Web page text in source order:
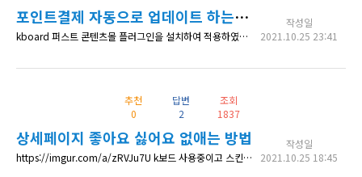
포인트결제 자동으로 업데이트 하는 방법
kboard 퍼스트 콘텐츠몰 플러그인을 설치하여 적용하였습니다. 그런데 구매하기를 통해 결제페이지에 넘어가면 업데이트 버튼이 있던데, 혹시 이 버튼을 없애거나, 업데이트 버튼을 누르는 과정이 없이 진행하게끔 할 수있을까요??
작성일
2021.10.25 23:41
추천
0
답변
2
조회
1837
상세페이지 좋아요 싫어요 없애는 방법
https://imgur.com/a/zRVJu7U k보드 사용중이고 스킨은 Alante Minimal 입니다. 리스트 페이지에서 좋아요, 싫어요는 없앴는데 페이지 안에 내용을 보면 이미지와같이 또 좋아요 싫어요가 있습니다. 이부분은 어떻게 없애나요 , 없애도되고 안보이게 해도됩니다. 모바일/pc두게다요
작성일
2021.10.25 18:45